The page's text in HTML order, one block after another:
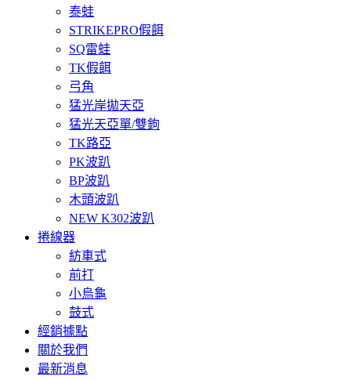
泰蛙
STRIKEPRO假餌
SQ雷蛙
TK假餌
弓角
猛光岸拋天亞
猛光天亞單/雙鉤
TK路亞
PK波趴
BP波趴
木頭波趴
NEW K302波趴
捲線器
紡車式
前打
小烏龜
鼓式
經銷據點
關於我們
最新消息